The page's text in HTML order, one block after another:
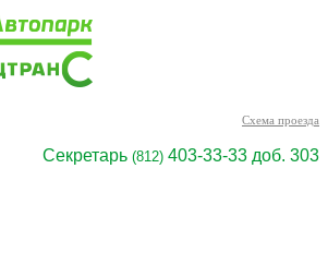
Cхема проезда
Секретарь (812) 403-33-33 доб. 303